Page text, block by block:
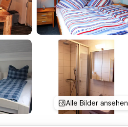
Alle Bilder ansehen